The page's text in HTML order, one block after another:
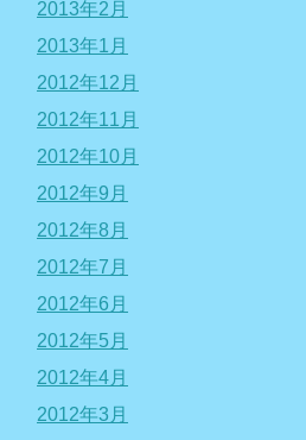
2013年2月
2013年1月
2012年12月
2012年11月
2012年10月
2012年9月
2012年8月
2012年7月
2012年6月
2012年5月
2012年4月
2012年3月